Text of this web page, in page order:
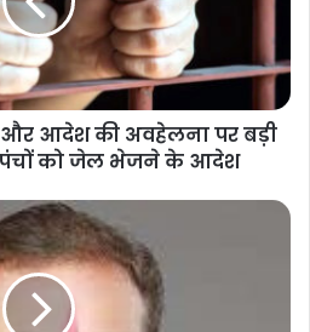
और आदेश की अवहेलना पर बड़ी
सरपंचों को जेल भेजने के आदेश